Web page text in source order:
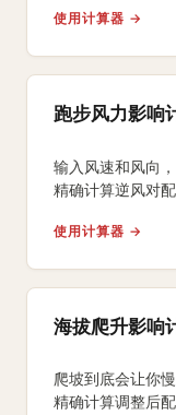
使用计算器 →
跑步风力影响
输入风速和风向，
精确计算逆风对
使用计算器 →
海拔爬升影响
爬坡到底会让你
精确计算调整后